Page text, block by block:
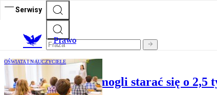
Serwisy
Prawo
OŚWIATA I NAUCZYCIELE
Nauczyciele będą mogli starać się o 2,5